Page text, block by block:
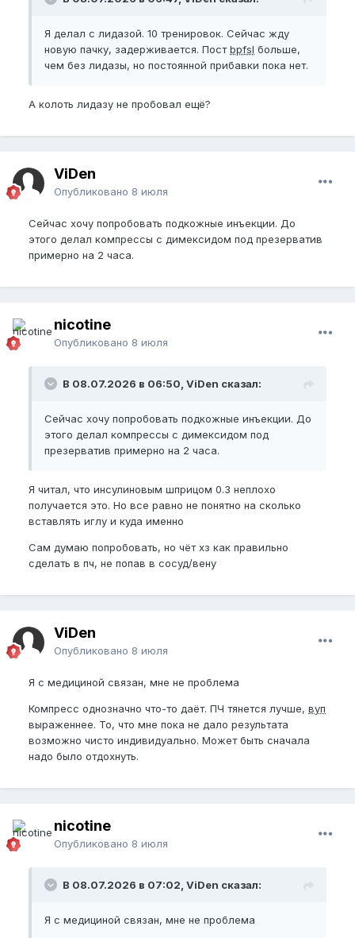
Я делал с лидазой. 10 тренировок. Сейчас жду
новую пачку, задерживается. Постbpfsl больше,
чем без лидазы, но постоянной прибавки пока нет.
А колоть лидазу не пробовал ещё?
ViDen
Опубликовано 8 июля
Сейчас хочу попробовать подкожные инъекции. До
этого делал компрессы с димексидом под презерватив
примерно на 2 часа.
nicotine
Опубликовано 8 июля
В 08.07.2026 в 06:50, ViDen сказал:
Сейчас хочу попробовать подкожные инъекции. До
этого делал компрессы с димексидом под
презерватив примерно на 2 часа.
Я читал, что инсулиновым шприцом 0.3 неплохо
получается это. Но все равно не понятно на сколько
вставлять иглу и куда именно
Сам думаю попробовать, но чёт хз как правильно
сделать в пч, не попав в сосуд/вену
ViDen
Опубликовано 8 июля
Я с медициной связан, мне не проблема
Компресс однозначно что-то даёт. ПЧ тянется лучше, вуп
выраженнее. То, что мне пока не дало результата
возможно чисто индивидуально. Может быть сначала
надо было отдохнуть.
nicotine
Опубликовано 8 июля
В 08.07.2026 в 07:02, ViDen сказал:
Я с медициной связан, мне не проблема